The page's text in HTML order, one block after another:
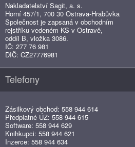
Nakladatelství Sagit, a. s.
Horní 457/1, 700 30 Ostrava-Hrabůvka
Společnost je zapsaná v obchodním
rejstříku vedeném KS v Ostravě,
oddíl B, vložka 3086.
IČ: 277 76 981
DIČ: CZ27776981
Telefony
Zásilkový obchod: 558 944 614
Předplatné ÚZ: 558 944 615
Software: 558 944 629
Knihkupci: 558 944 621
Inzerce: 558 944 634